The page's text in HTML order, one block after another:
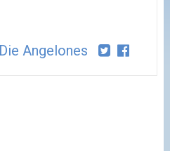
Die Angelones